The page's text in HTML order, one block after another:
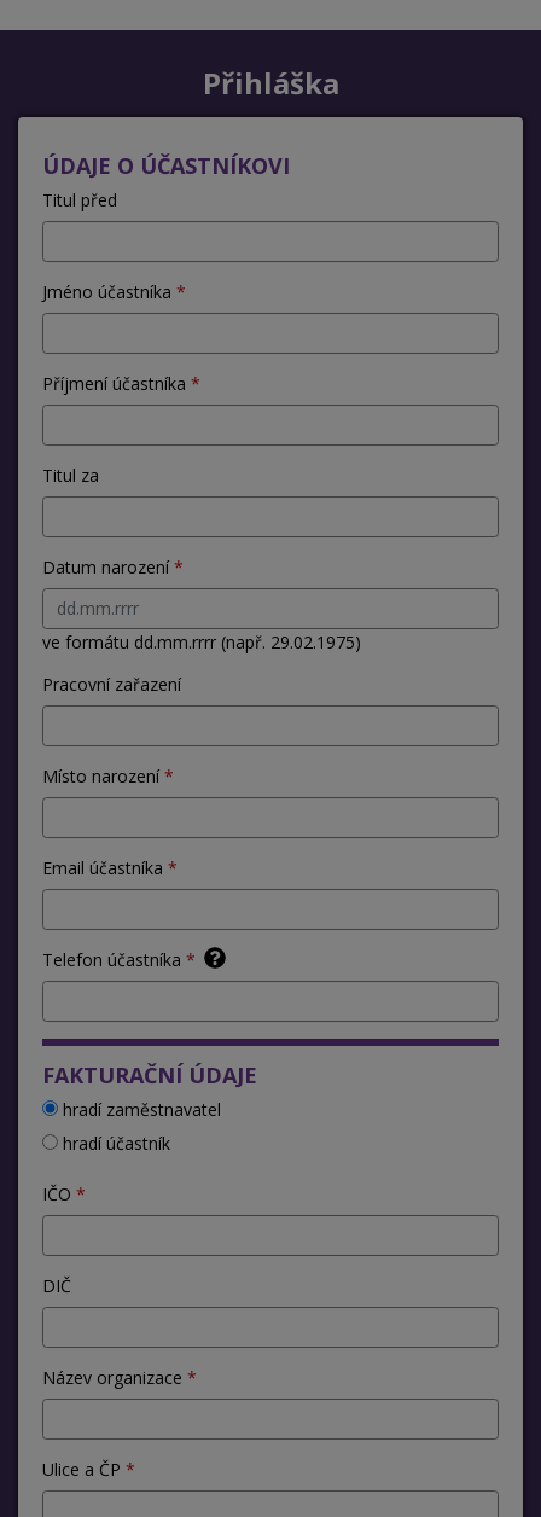
Přihláška
ÚDAJE O ÚČASTNÍKOVI
Titul před
Jméno účastníka
Příjmení účastníka
Titul za
Datum narození
ve formátu dd.mm.rrrr (např. 29.02.1975)
Pracovní zařazení
Místo narození
Email účastníka
Telefon účastníka
FAKTURAČNÍ ÚDAJE
hradí zaměstnavatel
hradí účastník
IČO
DIČ
Název organizace
Ulice a ČP